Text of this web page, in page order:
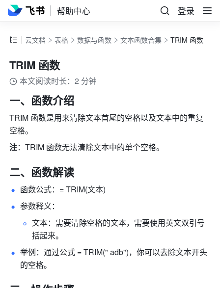
帮助中心 登录
云文档 表格 数据与函数 文本函数合集 TRIM 函数
TRIM 函数
本文阅读时长：2 分钟
一、函数介绍
TRIM 函数是用来清除文本首尾的空格以及文本中的重复
空格。
注：TRIM 函数无法清除文本中的单个空格。
二、函数解读
函数公式：= TRIM(文本)
参数释义：
文本：需要清除空格的文本， 需要使用英文双引号
括起来。
举例：通过公式 = TRIM(" adb")，你可以去除文本开头
的空格。